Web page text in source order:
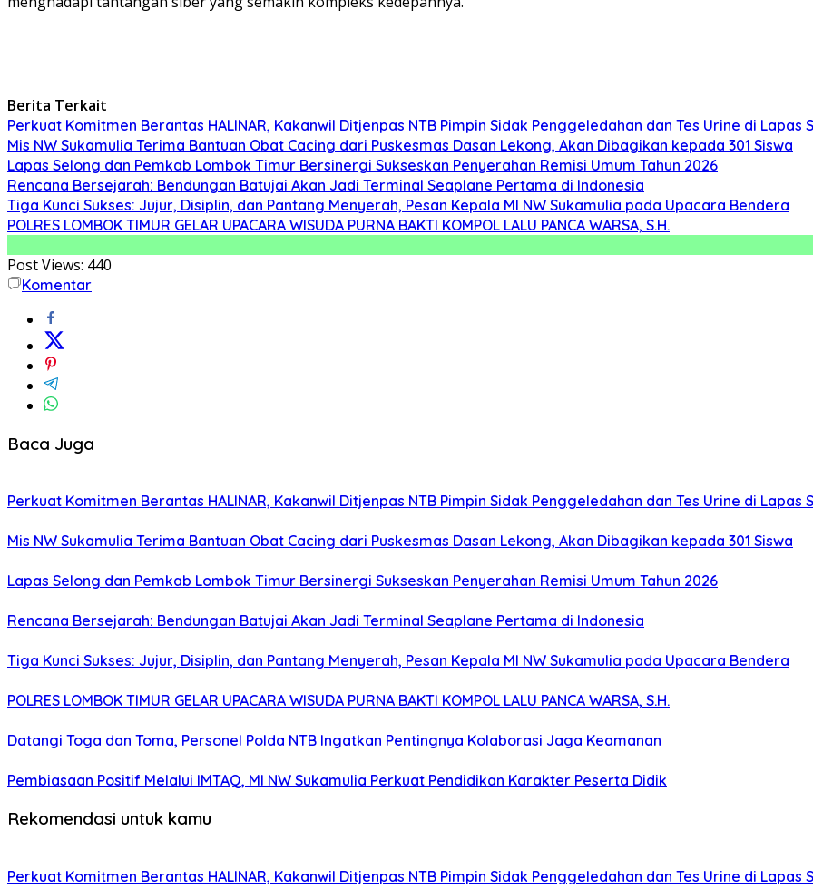
Berita Terkait
Perkuat Komitmen Berantas HALINAR, Kakanwil Ditjenpas NTB Pimpin Sidak Penggeledahan dan Tes Urine di Lapas
Mis NW Sukamulia Terima Bantuan Obat Cacing dari Puskesmas Dasan Lekong, Akan Dibagikan kepada 301 Siswa
Lapas Selong dan Pemkab Lombok Timur Bersinergi Sukseskan Penyerahan Remisi Umum Tahun 2026
Rencana Bersejarah: Bendungan Batujai Akan Jadi Terminal Seaplane Pertama di Indonesia
Tiga Kunci Sukses: Jujur, Disiplin, dan Pantang Menyerah, Pesan Kepala MI NW Sukamulia pada Upacara Bendera
POLRES LOMBOK TIMUR GELAR UPACARA WISUDA PURNA BAKTI KOMPOL LALU PANCA WARSA, S.H.
Post Views: 440
Komentar
Baca Juga
Perkuat Komitmen Berantas HALINAR, Kakanwil Ditjenpas NTB Pimpin Sidak Penggeledahan dan Tes Urine di Lapas
Mis NW Sukamulia Terima Bantuan Obat Cacing dari Puskesmas Dasan Lekong, Akan Dibagikan kepada 301 Siswa
Lapas Selong dan Pemkab Lombok Timur Bersinergi Sukseskan Penyerahan Remisi Umum Tahun 2026
Rencana Bersejarah: Bendungan Batujai Akan Jadi Terminal Seaplane Pertama di Indonesia
Tiga Kunci Sukses: Jujur, Disiplin, dan Pantang Menyerah, Pesan Kepala MI NW Sukamulia pada Upacara Bendera
POLRES LOMBOK TIMUR GELAR UPACARA WISUDA PURNA BAKTI KOMPOL LALU PANCA WARSA, S.H.
Datangi Toga dan Toma, Personel Polda NTB Ingatkan Pentingnya Kolaborasi Jaga Keamanan
Pembiasaan Positif Melalui IMTAQ, MI NW Sukamulia Perkuat Pendidikan Karakter Peserta Didik
Rekomendasi untuk kamu
Perkuat Komitmen Berantas HALINAR, Kakanwil Ditjenpas NTB Pimpin Sidak Penggeledahan dan Tes Urine di Lapas